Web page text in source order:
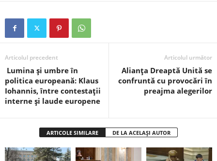
Articolul precedent
Lumina și umbre în
politica europeană: Klaus
Iohannis, între contestații
interne și laude europene
Articolul următor
Alianța Dreaptă Unită se
confruntă cu provocări în
preajma alegerilor
ARTICOLE SIMILARE DE LA ACELAȘI AUTOR